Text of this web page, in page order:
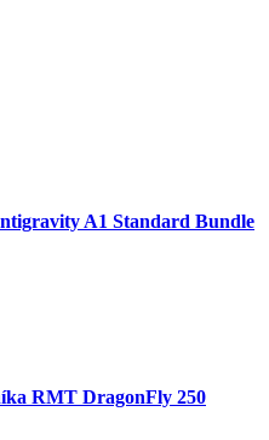
A1 Standard Bundle
RMT DragonFly 250